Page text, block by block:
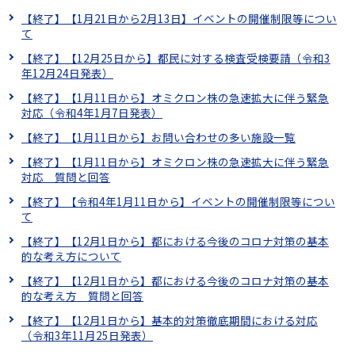
【終了】【1月21日から2月13日】イベントの開催制限等につい
て
【終了】【12月25日から】都民に対する検査受検要請（令和3
年12月24日発表）
【終了】【1月11日から】オミクロン株の急速拡大に伴う緊急
対応（令和4年1月7日発表）
【終了】【1月11日から】お問い合わせの多い施設一覧
【終了】【1月11日から】オミクロン株の急速拡大に伴う緊急
対応 質問と回答
【終了】【令和4年1月11日から】イベントの開催制限等につい
て
【終了】【12月1日から】都における今後のコロナ対策の基本
的な考え方について
【終了】【12月1日から】都における今後のコロナ対策の基本
的な考え方 質問と回答
【終了】【12月1日から】基本的対策徹底期間における対応
（令和3年11月25日発表）